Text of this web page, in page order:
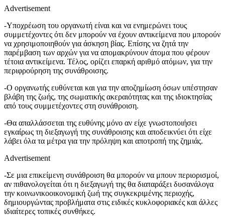
Advertisement
-Υποχρέωση του οργανωτή είναι και να ενημερώνει τους
συμμετέχοντες ότι δεν μπορούν να έχουν αντικείμενα που μπορούν
να χρησιμοποιηθούν για άσκηση βίας. Επίσης να ζητά την
παρέμβαση των αρχών για να απομακρύνουν άτομα που φέρουν
τέτοια αντικείμενα. Τέλος, ορίζει επαρκή αριθμό ατόμων, για την
περιφρούρηση της συνάθροισης.
-Ο οργανωτής ευθύνεται και για την αποζημίωση όσων υπέστησαν
βλάβη της ζωής, της σωματικής ακεραιότητας και της ιδιοκτησίας
από τους συμμετέχοντες στη συνάθροιση.
-Θα απαλλάσσεται της ευθύνης μόνο αν είχε γνωστοποιήσει
εγκαίρως τη διεξαγωγή της συνάθροισης και αποδεικνύει ότι είχε
λάβει όλα τα μέτρα για την πρόληψη και αποτροπή της ζημιάς.
Advertisement
-Σε μια επικείμενη συνάθροιση θα μπορούν να μπουν περιορισμοί,
αν πιθανολογείται ότι η διεξαγωγή της θα διαταράξει δυσανάλογα
την κοινωνικοοικονομική ζωή της συγκεκριμένης περιοχής,
δημιουργώντας προβλήματα στις ειδικές κυκλοφοριακές και άλλες
ιδιαίτερες τοπικές συνθήκες.